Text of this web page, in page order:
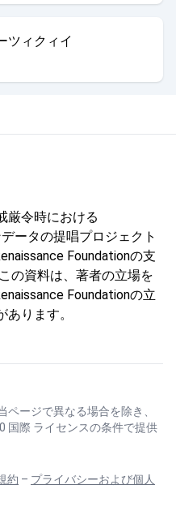
ツィクィイ
厳令時における
ータの提唱プロジェクト
Foundationの支
の資料は、著者の立場を
Foundationの立
ります。
ージで異なる場合を除き、
国際 ライセンスの条件で提供
約 – プライバシーおよび個人